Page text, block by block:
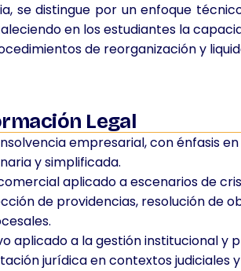
se distingue por un enfoque
en los estudiantes la
de reorganización y
Legal
empresarial, con énfasis
y simplificada.
aplicado a escenarios de
de providencias, resolución de
aplicado a la gestión institucional y
jurídica en contextos judiciales